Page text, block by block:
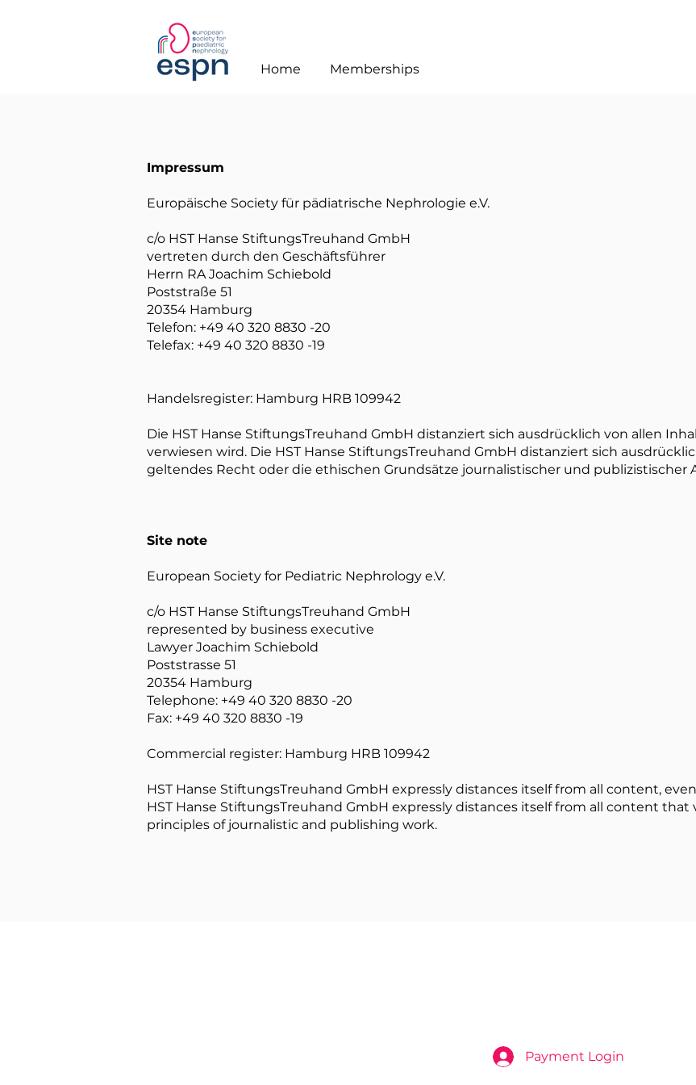
Home Memberships
Impressum
Europäische Society für pädiatrische Nephrologie e.V.
c/o HST Hanse StiftungsTreuhand GmbH
vertreten durch den Geschäftsführer
Herrn RA Joachim Schiebold
Poststraße 51
20354 Hamburg
Telefon: +49 40 320 8830 -20
Telefax: +49 40 320 8830 -19
Handelsregister: Hamburg HRB 109942
Die HST Hanse StiftungsTreuhand GmbH distanziert sich ausdrücklich von allen
verwiesen wird. Die HST Hanse StiftungsTreuhand GmbH distanziert sich
geltendes Recht oder die ethischen Grundsätze journalistischer und publizistischer
Site note
European Society for Pediatric Nephrology e.V. ​
c/o HST Hanse StiftungsTreuhand GmbH
represented by business executive
Lawyer Joachim Schiebold
Poststrasse 51
20354 Hamburg
Telephone: +49 40 320 8830 -20
Fax: +49 40 320 8830 -19
Commercial register: Hamburg HRB 109942
HST Hanse StiftungsTreuhand GmbH expressly distances itself from all content,
HST Hanse StiftungsTreuhand GmbH expressly distances itself from all content
principles of journalistic and publishing work.
Payment Login